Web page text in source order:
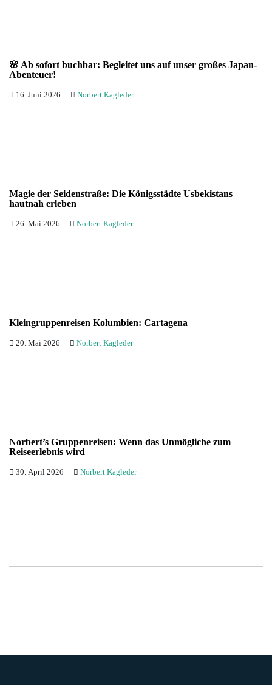
🌸 Ab sofort buchbar: Begleitet uns auf unser großes Japan-
Abenteuer!
16. Juni 2026 Norbert Kagleder
Magie der Seidenstraße: Die Königsstädte Usbekistans
hautnah erleben
26. Mai 2026 Norbert Kagleder
Kleingruppenreisen Kolumbien: Cartagena
20. Mai 2026 Norbert Kagleder
Norbert’s Gruppenreisen: Wenn das Unmögliche zum
Reiseerlebnis wird
30. April 2026 Norbert Kagleder